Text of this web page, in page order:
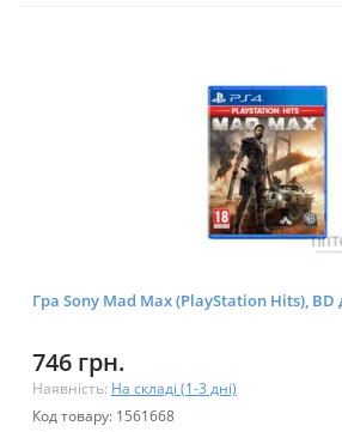
Гра Sony Mad Max (PlayStation Hits), BD
746 грн.
Наявність: На складі (1-3 дні)
Код товару: 1561668